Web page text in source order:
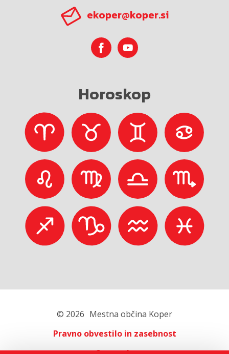
ekoper@koper.si
Horoskop
© 2026 Mestna občina Koper
Pravno obvestilo in zasebnost